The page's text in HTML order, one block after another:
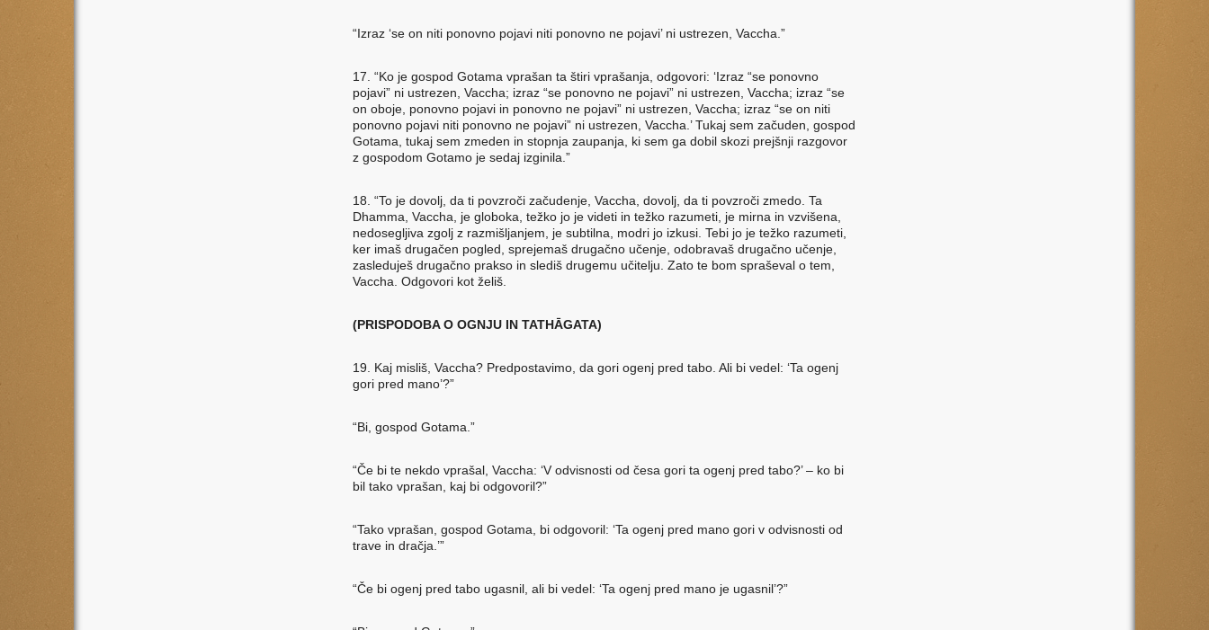
“Izraz ‘se on niti ponovno pojavi niti ponovno ne pojavi’ ni ustrezen, Vaccha.”
17. “Ko je gospod Gotama vprašan ta štiri vprašanja, odgovori: ‘Izraz “se ponovno
pojavi” ni ustrezen, Vaccha; izraz “se ponovno ne pojavi” ni ustrezen, Vaccha; izraz “se
on oboje, ponovno pojavi in ponovno ne pojavi” ni ustrezen, Vaccha; izraz “se on niti
ponovno pojavi niti ponovno ne pojavi” ni ustrezen, Vaccha.’ Tukaj sem začuden, gospod
Gotama, tukaj sem zmeden in stopnja zaupanja, ki sem ga dobil skozi prejšnji razgovor
z gospodom Gotamo je sedaj izginila.”
18. “To je dovolj, da ti povzroči začudenje, Vaccha, dovolj, da ti povzroči zmedo. Ta
Dhamma, Vaccha, je globoka, težko jo je videti in težko razumeti, je mirna in vzvišena,
nedosegljiva zgolj z razmišljanjem, je subtilna, modri jo izkusi. Tebi jo je težko razumeti,
ker imaš drugačen pogled, sprejemaš drugačno učenje, odobravaš drugačno učenje,
zasleduješ drugačno prakso in slediš drugemu učitelju. Zato te bom spraševal o tem,
Vaccha. Odgovori kot želiš.
(PRISPODOBA O OGNJU IN TATHᾹGATA)
19. Kaj misliš, Vaccha? Predpostavimo, da gori ogenj pred tabo. Ali bi vedel: ‘Ta ogenj
gori pred mano’?”
“Bi, gospod Gotama.”
“Če bi te nekdo vprašal, Vaccha: ‘V odvisnosti od česa gori ta ogenj pred tabo?’ – ko bi
bil tako vprašan, kaj bi odgovoril?”
“Tako vprašan, gospod Gotama, bi odgovoril: ‘Ta ogenj pred mano gori v odvisnosti od
trave in dračja.’”
“Če bi ogenj pred tabo ugasnil, ali bi vedel: ‘Ta ogenj pred mano je ugasnil’?”